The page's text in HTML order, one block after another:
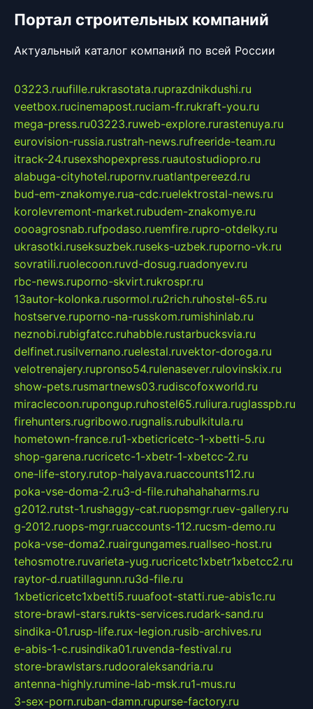
Портал строительных компаний
Актуальный каталог компаний по всей России
03223.ruufille.rukrasotata.ruprazdnikdushi.ru
veetbox.rucinemapost.ruciam-fr.rukraft-you.ru
mega-press.ru03223.ruweb-explore.rurastenuya.ru
eurovision-russia.rustrah-news.rufreeride-team.ru
itrack-24.rusexshopexpress.ruautostudiopro.ru
alabuga-cityhotel.rupornv.ruatlantpereezd.ru
bud-em-znakomye.rua-cdc.ruelektrostal-news.ru
korolevremont-market.rubudem-znakomye.ru
oooagrosnab.rufpodaso.ruemfire.rupro-otdelky.ru
ukrasotki.ruseksuzbek.ruseks-uzbek.ruporno-vk.ru
sovratili.ruolecoon.ruvd-dosug.ruadonyev.ru
rbc-news.ruporno-skvirt.rukrospr.ru
13autor-kolonka.rusormol.ru2rich.ruhostel-65.ru
hostserve.ruporno-na-russkom.rumishinlab.ru
neznobi.rubigfatcc.ruhabble.rustarbucksvia.ru
delfinet.rusilvernano.ruelestal.ruvektor-doroga.ru
velotrenajery.rupronso54.rulenasever.rulovinskix.ru
show-pets.rusmartnews03.rudiscofoxworld.ru
miraclecoon.rupongup.ruhostel65.ruliura.ruglasspb.ru
firehunters.rugribowo.rugnalis.rubulkitula.ru
hometown-france.ru1-xbeticricetc-1-xbetti-5.ru
shop-garena.rucricetc-1-xbetr-1-xbetcc-2.ru
one-life-story.rutop-halyava.ruaccounts112.ru
poka-vse-doma-2.ru3-d-file.ruhahahaharms.ru
g2012.rutst-1.rushaggy-cat.ruopsmgr.ruev-gallery.ru
g-2012.ruops-mgr.ruaccounts-112.rucsm-demo.ru
poka-vse-doma2.ruairgungames.ruallseo-host.ru
tehosmotre.ruvarieta-yug.rucricetc1xbetr1xbetcc2.ru
raytor-d.ruatillagunn.ru3d-file.ru
1xbeticricetc1xbetti5.ruuafoot-statti.rue-abis1c.ru
store-brawl-stars.rukts-services.rudark-sand.ru
sindika-01.rusp-life.rux-legion.rusib-archives.ru
e-abis-1-c.rusindika01.ruvenda-festival.ru
store-brawlstars.rudooraleksandria.ru
antenna-highly.rumine-lab-msk.ru1-mus.ru
3-sex-porn.ruban-damn.rupurse-factory.ru